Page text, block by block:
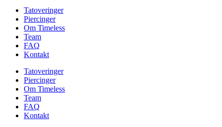
Tatoveringer
Piercinger
Om Timeless
Team
FAQ
Kontakt
Tatoveringer
Piercinger
Om Timeless
Team
FAQ
Kontakt